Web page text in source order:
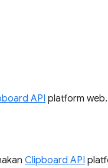
API platform web.
Clipboard API